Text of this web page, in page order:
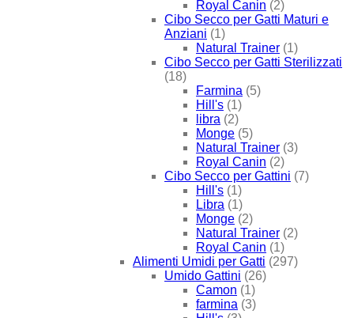
Royal Canin (2)
Cibo Secco per Gatti Maturi e
Anziani (1)
Natural Trainer (1)
Cibo Secco per Gatti Sterilizzati
(18)
Farmina (5)
Hill's (1)
libra (2)
Monge (5)
Natural Trainer (3)
Royal Canin (2)
Cibo Secco per Gattini (7)
Hill's (1)
Libra (1)
Monge (2)
Natural Trainer (2)
Royal Canin (1)
Alimenti Umidi per Gatti (297)
Umido Gattini (26)
Camon (1)
farmina (3)